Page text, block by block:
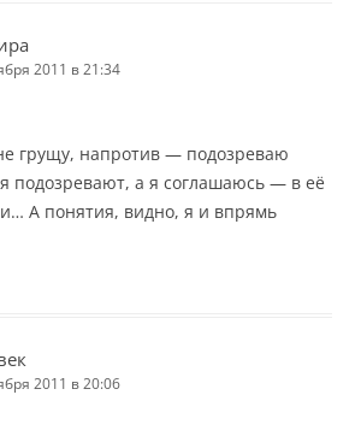
2011 в 21:34
грущу, напротив — подозреваю
подозревают, а я соглашаюсь — в её
А понятия, видно, я и впрямь
2011 в 20:06